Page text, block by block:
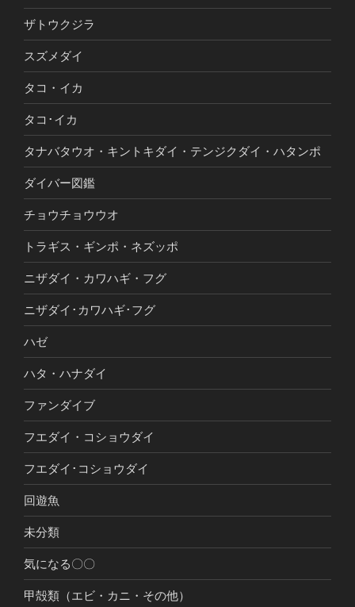
ザトウクジラ
スズメダイ
タコ・イカ
タコ･イカ
タナバタウオ・キントキダイ・テンジクダイ・ハタンポ
ダイバー図鑑
チョウチョウウオ
トラギス・ギンポ・ネズッポ
ニザダイ・カワハギ・フグ
ニザダイ･カワハギ･フグ
ハゼ
ハタ・ハナダイ
ファンダイブ
フエダイ・コショウダイ
フエダイ･コショウダイ
回遊魚
未分類
気になる〇〇
甲殻類（エビ・カニ・その他）